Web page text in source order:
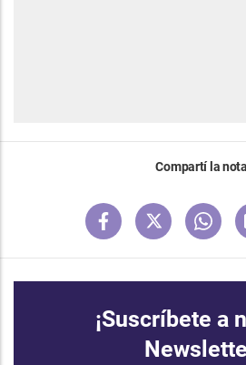
Compartí la
¡Suscríbete a